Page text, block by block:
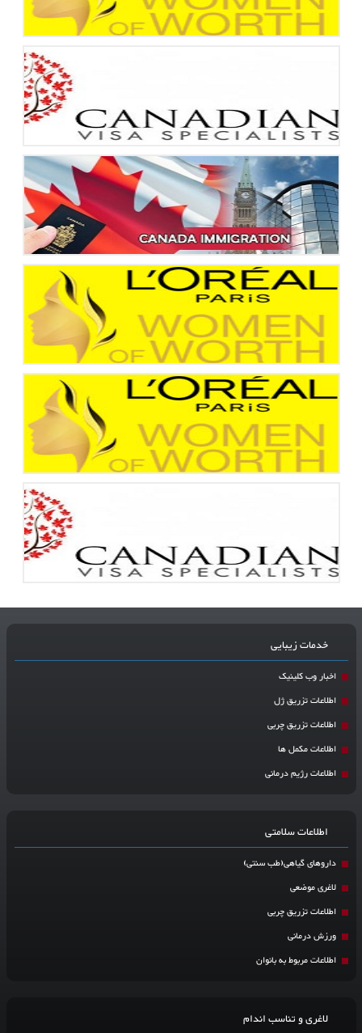
خدمات زیبایی
اخبار وب کلینیک
اطلاعات تزریق ژل
اطلاعات تزریق چربی
اطلاعات مکمل ها
اطلاعات رژیم درمانی
اطلاعات سلامتی
داروهای گیاهی(طب سنتی)
لاغری موضعی
اطلاعات تزریق چربی
ورزش درمانی
اطلاعات مربوط به بانوان
لاغری و تناسب اندام